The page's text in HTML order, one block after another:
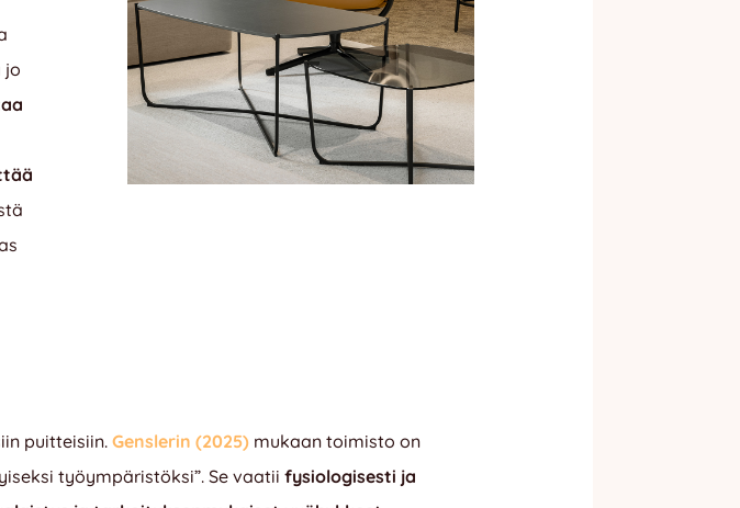
jo
puitteisiin.Genslerin (2025) mukaan toimisto on
työympäristöksi”. Se vaatii fysiologisesti ja